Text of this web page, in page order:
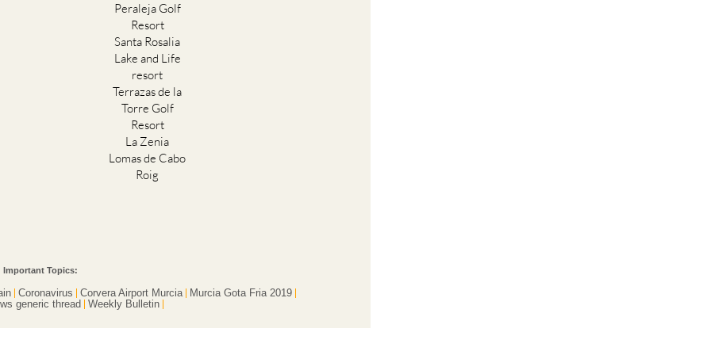
Peraleja Golf
Resort
Santa Rosalia
Lake and Life
resort
Terrazas de la
Torre Golf
Resort
La Zenia
Lomas de Cabo
Roig
Important Topics:
Coronavirus Corvera Airport Murcia
Murcia Gota Fria 2019
generic thread
Weekly Bulletin